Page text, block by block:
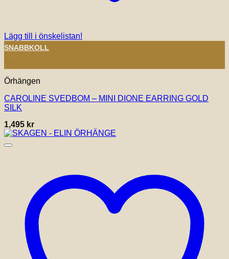
Lägg till i önskelistan!
+
SNABBKOLL
Örhängen
CAROLINE SVEDBOM – MINI DIONE EARRING GOLD
SILK
1,495 kr